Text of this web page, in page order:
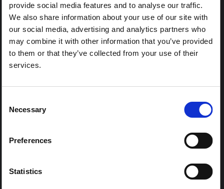
provide social media features and to analyse our traffic.
We also share information about your use of our site with
our social media, advertising and analytics partners who
may combine it with other information that you’ve provided
to them or that they’ve collected from your use of their
services.
Selection
Necessary
Preferences
Statistics
مدبي 2022
ورقة بحثية
الاستجابات للأزمات والفرص والسلطة العامة خلال
الموجة الأولى من فيروس كورونا في أوغندا
وجمهورية الكونغو الديمقراطية وجنوب السودان
والجماعات المسلحة. تبحث هذه الورقة في كيفية انتشار الوباء…
مكتبة وايلي على الانترنت
ملخص SSHAP حول عدم الثقة في اللقاحات يفوز
بجائزة موجز السياسات ARHE لعام 2022